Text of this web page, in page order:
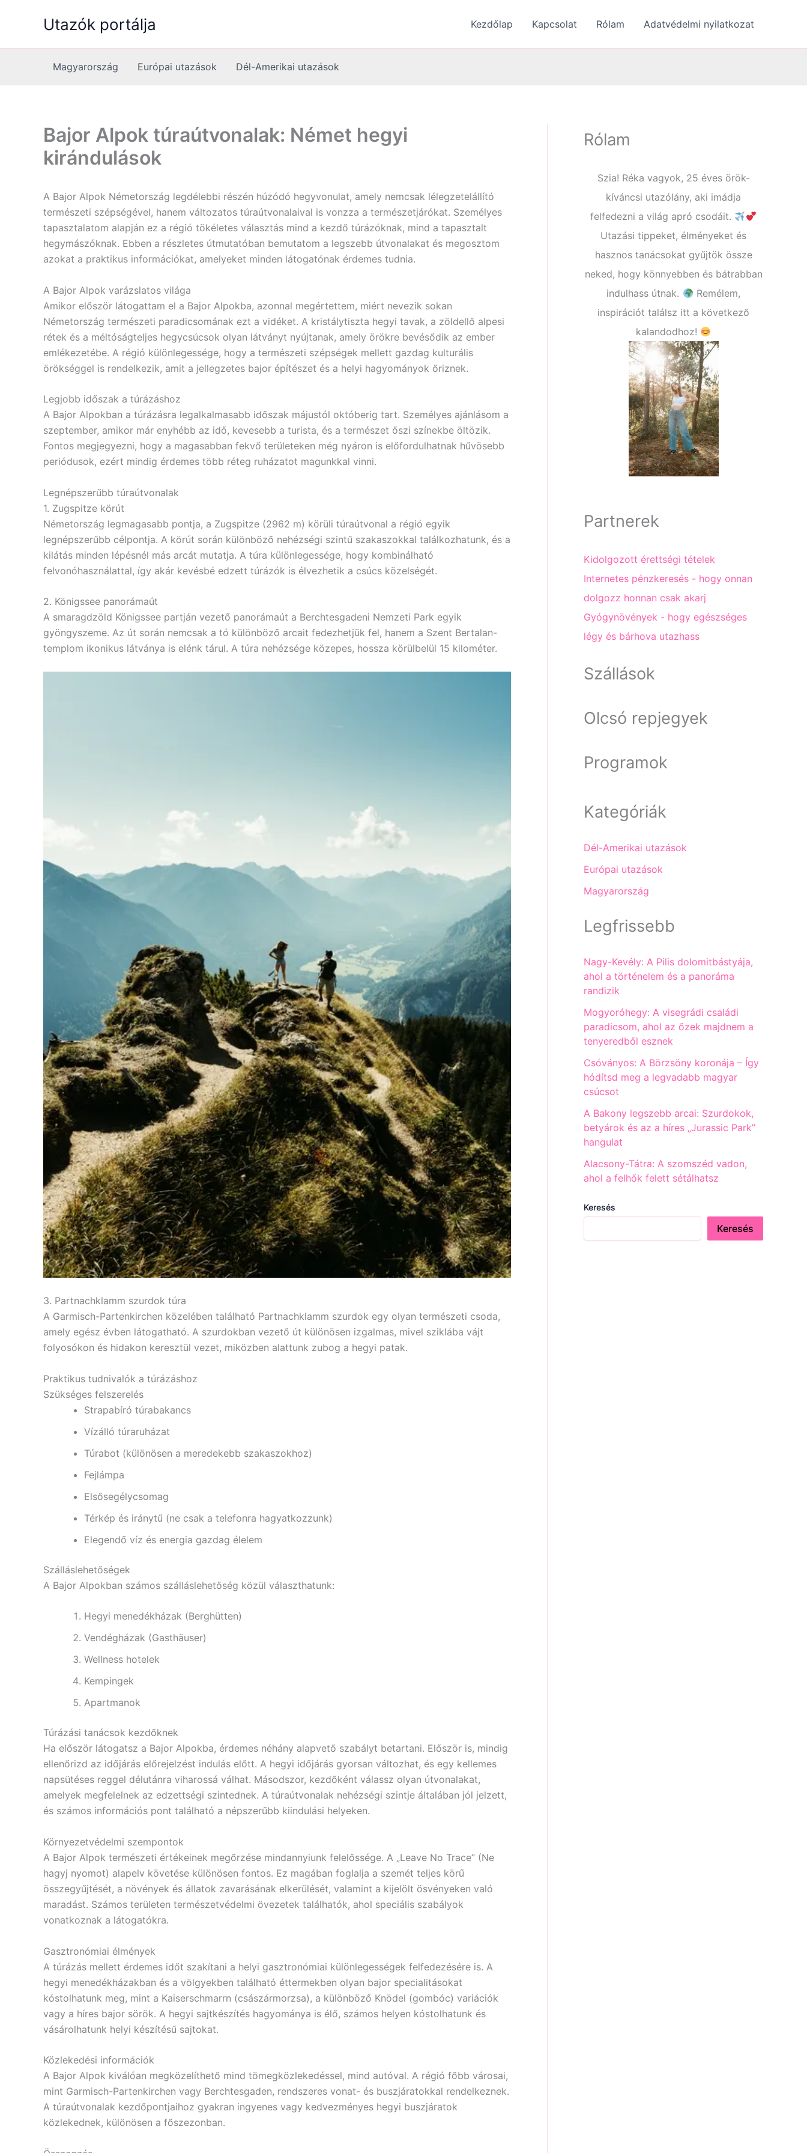
Utazók portálja Kezdőlap Kapcsolat Rólam Adatvédelmi nyilatkozat
Magyarország Európai utazások Dél-Amerikai utazások
Bajor Alpok túraútvonalak: Német hegyi
kirándulások
A Bajor Alpok Németország legdélebbi részén húzódó hegyvonulat, amely nemcsak lélegzetelállító
természeti szépségével, hanem változatos túraútvonalaival is vonzza a természetjárókat. Személyes
tapasztalatom alapján ez a régió tökéletes választás mind a kezdő túrázóknak, mind a tapasztalt
hegymászóknak. Ebben a részletes útmutatóban bemutatom a legszebb útvonalakat és megosztom
azokat a praktikus információkat, amelyeket minden látogatónak érdemes tudnia.
A Bajor Alpok varázslatos világa
Amikor először látogattam el a Bajor Alpokba, azonnal megértettem, miért nevezik sokan
Németország természeti paradicsomának ezt a vidéket. A kristálytiszta hegyi tavak, a zöldellő alpesi
rétek és a méltóságteljes hegycsúcsok olyan látványt nyújtanak, amely örökre bevésődik az ember
emlékezetébe. A régió különlegessége, hogy a természeti szépségek mellett gazdag kulturális
örökséggel is rendelkezik, amit a jellegzetes bajor építészet és a helyi hagyományok őriznek.
Legjobb időszak a túrázáshoz
A Bajor Alpokban a túrázásra legalkalmasabb időszak májustól októberig tart. Személyes ajánlásom a
szeptember, amikor már enyhébb az idő, kevesebb a turista, és a természet őszi színekbe öltözik.
Fontos megjegyezni, hogy a magasabban fekvő területeken még nyáron is előfordulhatnak hűvösebb
periódusok, ezért mindig érdemes több réteg ruházatot magunkkal vinni.
Legnépszerűbb túraútvonalak
1. Zugspitze körút
Németország legmagasabb pontja, a Zugspitze (2962 m) körüli túraútvonal a régió egyik
legnépszerűbb célpontja. A körút során különböző nehézségi szintű szakaszokkal találkozhatunk, és a
kilátás minden lépésnél más arcát mutatja. A túra különlegessége, hogy kombinálható
felvonóhasználattal, így akár kevésbé edzett túrázók is élvezhetik a csúcs közelségét.
2. Königssee panorámaút
A smaragdzöld Königssee partján vezető panorámaút a Berchtesgadeni Nemzeti Park egyik
gyöngyszeme. Az út során nemcsak a tó különböző arcait fedezhetjük fel, hanem a Szent Bertalan-
templom ikonikus látványa is elénk tárul. A túra nehézsége közepes, hossza körülbelül 15 kilométer.
3. Partnachklamm szurdok túra
A Garmisch-Partenkirchen közelében található Partnachklamm szurdok egy olyan természeti csoda,
amely egész évben látogatható. A szurdokban vezető út különösen izgalmas, mivel sziklába vájt
folyosókon és hidakon keresztül vezet, miközben alattunk zubog a hegyi patak.
Praktikus tudnivalók a túrázáshoz
Szükséges felszerelés
Strapabíró túrabakancs
Vízálló túraruházat
Túrabot (különösen a meredekebb szakaszokhoz)
Fejlámpa
Elsősegélycsomag
Térkép és iránytű (ne csak a telefonra hagyatkozzunk)
Elegendő víz és energia gazdag élelem
Szálláslehetőségek
A Bajor Alpokban számos szálláslehetőség közül választhatunk:
Hegyi menedékházak (Berghütten)
Vendégházak (Gasthäuser)
Wellness hotelek
Kempingek
Apartmanok
Túrázási tanácsok kezdőknek
Ha először látogatsz a Bajor Alpokba, érdemes néhány alapvető szabályt betartani. Először is, mindig
ellenőrizd az időjárás előrejelzést indulás előtt. A hegyi időjárás gyorsan változhat, és egy kellemes
napsütéses reggel délutánra viharossá válhat. Másodszor, kezdőként válassz olyan útvonalakat,
amelyek megfelelnek az edzettségi szintednek. A túraútvonalak nehézségi szintje általában jól jelzett,
és számos információs pont található a népszerűbb kiindulási helyeken.
Környezetvédelmi szempontok
A Bajor Alpok természeti értékeinek megőrzése mindannyiunk felelőssége. A „Leave No Trace” (Ne
hagyj nyomot) alapelv követése különösen fontos. Ez magában foglalja a szemét teljes körű
összegyűjtését, a növények és állatok zavarásának elkerülését, valamint a kijelölt ösvényeken való
maradást. Számos területen természetvédelmi övezetek találhatók, ahol speciális szabályok
vonatkoznak a látogatókra.
Gasztronómiai élmények
A túrázás mellett érdemes időt szakítani a helyi gasztronómiai különlegességek felfedezésére is. A
hegyi menedékházakban és a völgyekben található éttermekben olyan bajor specialitásokat
kóstolhatunk meg, mint a Kaiserschmarrn (császármorzsa), a különböző Knödel (gombóc) variációk
vagy a híres bajor sörök. A hegyi sajtkészítés hagyománya is élő, számos helyen kóstolhatunk és
vásárolhatunk helyi készítésű sajtokat.
Közlekedési információk
A Bajor Alpok kiválóan megközelíthető mind tömegközlekedéssel, mind autóval. A régió főbb városai,
mint Garmisch-Partenkirchen vagy Berchtesgaden, rendszeres vonat- és buszjáratokkal rendelkeznek.
A túraútvonalak kezdőpontjaihoz gyakran ingyenes vagy kedvezményes hegyi buszjáratok
közlekednek, különösen a főszezonban.
Rólam
Szia! Réka vagyok, 25 éves örök-
kíváncsi utazólány, aki imádja
felfedezni a világ apró csodáit.
Utazási tippeket, élményeket és
hasznos tanácsokat gyűjtök össze
neked, hogy könnyebben és bátrabban
indulhass útnak.
Remélem,
inspirációt találsz itt a következő
kalandodhoz!
Partnerek
Kidolgozott érettségi tételek
Internetes pénzkeresés - hogy onnan
dolgozz honnan csak akarj
Gyógynövények - hogy egészséges
légy és bárhova utazhass
Szállások
Olcsó repjegyek
Programok
Kategóriák
Dél-Amerikai utazások
Európai utazások
Magyarország
Legfrissebb
Nagy-Kevély: A Pilis dolomitbástyája,
ahol a történelem és a panoráma
randizik
Mogyoróhegy: A visegrádi családi
paradicsom, ahol az őzek majdnem a
tenyeredből esznek
Csóványos: A Börzsöny koronája – Így
hódítsd meg a legvadabb magyar
csúcsot
A Bakony legszebb arcai: Szurdokok,
betyárok és az a híres „Jurassic Park”
hangulat
Alacsony-Tátra: A szomszéd vadon,
ahol a felhők felett sétálhatsz
Keresés
Keresés